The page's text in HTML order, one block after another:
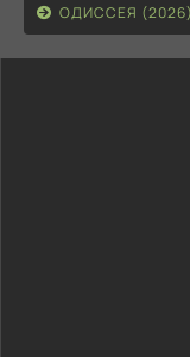
ОДИССЕЯ (2026)